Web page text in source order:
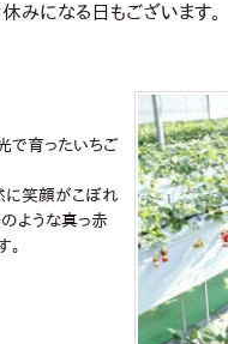
みになる日もございます。
で育ったいちご
に笑顔がこぼれ
ような真っ赤
。